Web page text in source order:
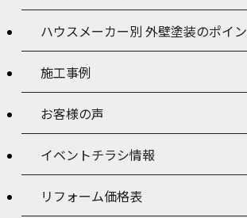
ハウスメーカー別 外壁塗装のポイ
施工事例
お客様の声
イベントチラシ情報
リフォーム価格表